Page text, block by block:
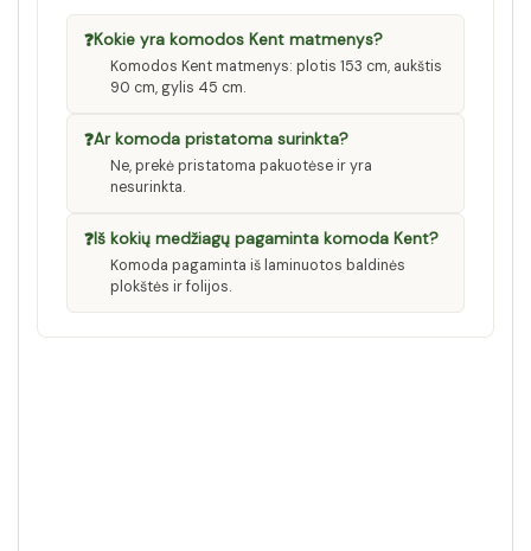
❓Kokie yra komodos Kent matmenys?
Komodos Kent matmenys: plotis 153 cm, aukštis
90 cm, gylis 45 cm.
❓Ar komoda pristatoma surinkta?
Ne, prekė pristatoma pakuotėse ir yra
nesurinkta.
❓Iš kokių medžiagų pagaminta komoda Kent?
Komoda pagaminta iš laminuotos baldinės
plokštės ir folijos.